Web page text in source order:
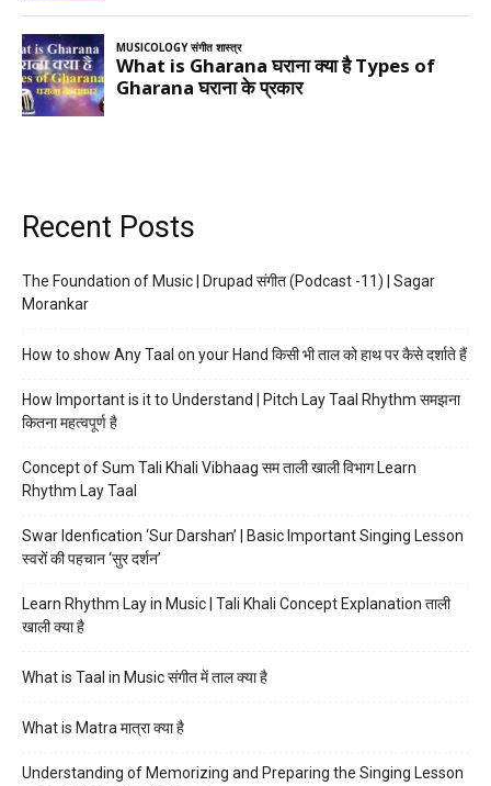
Recent Posts
The Foundation of Music | Drupad संगीत (Podcast -11) | Sagar
Morankar
How to show Any Taal on your Hand किसी भी ताल को हाथ पर कैसे दर्शाते हैं
How Important is it to Understand | Pitch Lay Taal Rhythm समझना
कितना महत्वपूर्ण है
Concept of Sum Tali Khali Vibhaag सम ताली खाली विभाग Learn
Rhythm Lay Taal
Swar Idenfication ‘Sur Darshan’ | Basic Important Singing Lesson
स्वरों की पहचान ‘सुर दर्शन’
Learn Rhythm Lay in Music | Tali Khali Concept Explanation ताली
खाली क्या है
What is Taal in Music संगीत में ताल क्या है
What is Matra मात्रा क्या है
Understanding of Memorizing and Preparing the Singing Lesson